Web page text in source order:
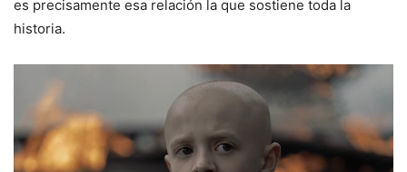
es precisamente esa relación la que sostiene toda la
historia.